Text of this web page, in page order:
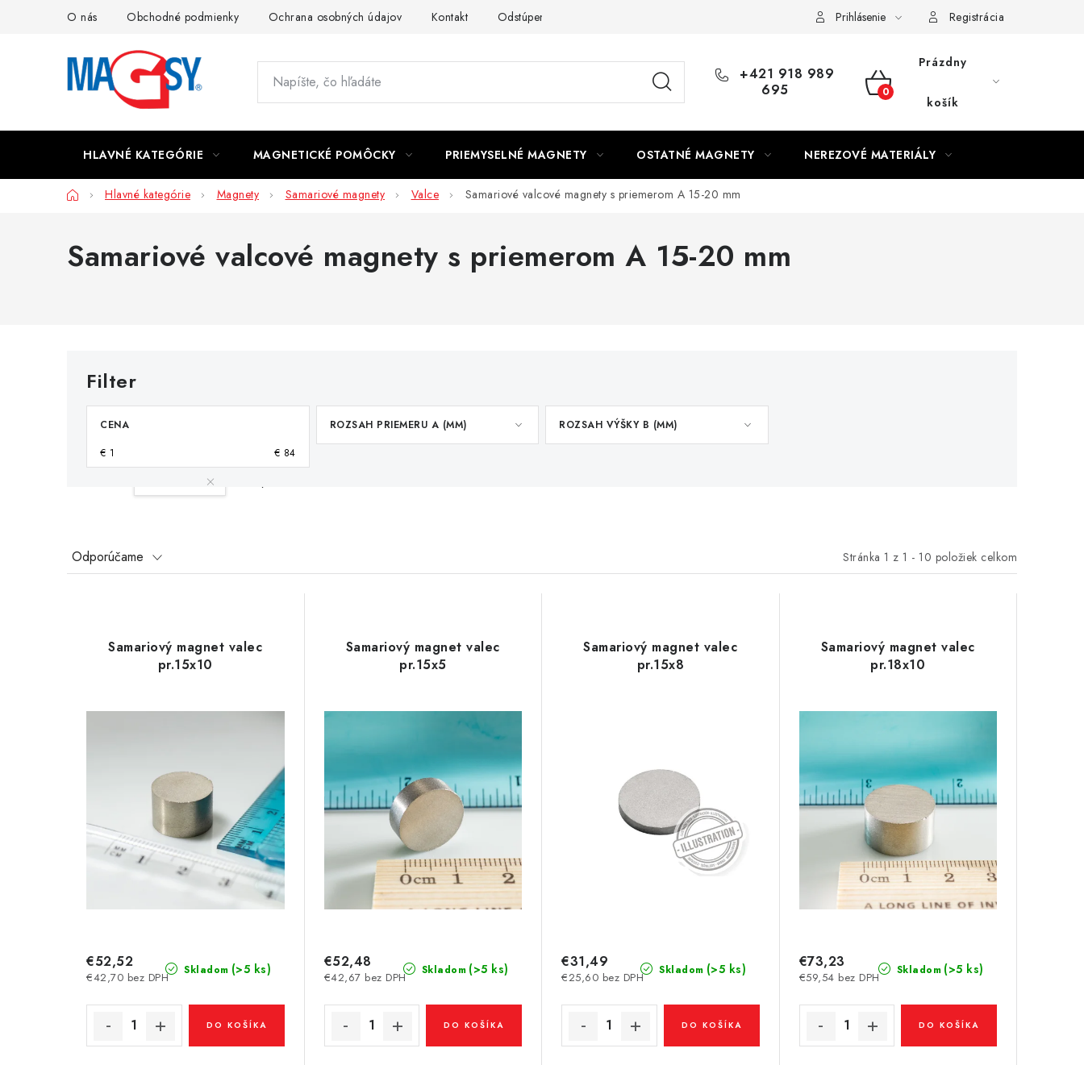
O nás Obchodné podmienky Ochrana osobných údajov Kontakt Odstúpenie od zmluvy Prihlásenie Registrácia
+421 918 989
695
NÁKUPNÝ
Prázdny
košík
HLAVNÉ KATEGÓRIE MAGNETICKÉ POMÔCKY PRIEMYSELNÉ MAGNETY OSTATNÉ MAGNETY NEREZOVÉ MATERIÁLY
DomovHlavné kategórie Magnety Samariové magnety Valce Samariové valcové magnety s priemerom A 15-20 mm
Samariové valcové magnety s priemerom A 15-20 mm
CENA
€ 1 € 84
ROZSAH PRIEMERU A (MM) ROZSAH VÝŠKY B (MM)
Stránka 1 z 1 - 10 položiek celkom
R
Odporúčame
Samariový magnet valec
pr.15x10
Skladom (>5 ks)
€42,70 bez DPH
€52,52
DO KOŠÍKA
Samariový magnet valec
pr.15x5
Skladom (>5 ks)
€42,67 bez DPH
€52,48
DO KOŠÍKA
Samariový magnet valec
pr.15x8
Skladom (>5 ks)
€25,60 bez DPH
€31,49
DO KOŠÍKA
Samariový magnet valec
pr.18x10
Skladom (>5 ks)
€59,54 bez DPH
€73,23
DO KOŠÍKA